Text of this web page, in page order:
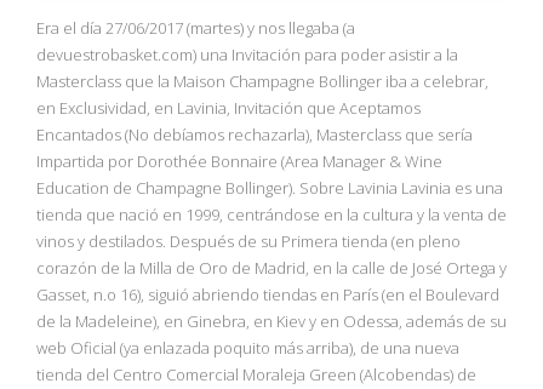
NBA
MULTIMEDIA
RIO 2016
Era el día 27/06/2017 (martes) y nos llegaba (a
devuestrobasket.com) una Invitación para poder asistir a la
Masterclass que la Maison Champagne Bollinger iba a celebrar,
en Exclusividad, en Lavinia, Invitación que Aceptamos
Encantados (No debíamos rechazarla), Masterclass que sería
Impartida por Dorothée Bonnaire (Area Manager & Wine
Education de Champagne Bollinger). Sobre Lavinia Lavinia es una
tienda que nació en 1999, centrándose en la cultura y la venta de
vinos y destilados. Después de su Primera tienda (en pleno
corazón de la Milla de Oro de Madrid, en la calle de José Ortega y
Gasset, n.o 16), siguió abriendo tiendas en París (en el Boulevard
de la Madeleine), en Ginebra, en Kiev y en Odessa, además de su
web Oficial (ya enlazada poquito más arriba), de una nueva
tienda del Centro Comercial Moraleja Green (Alcobendas) de